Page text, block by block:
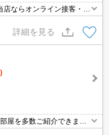
ならオンライン接客・内
は、電話番号も記載頂き
詳細を見る
屋を多数ご紹介できます♪
問い合わせください！